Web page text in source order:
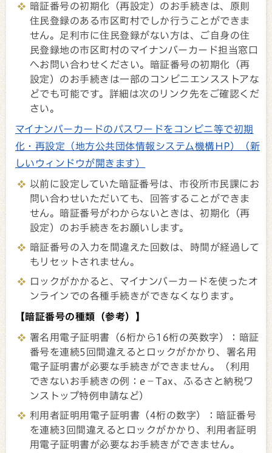
暗証番号の初期化（再設定）のお手続きは、原則
住民登録のある市区町村でしか行うことができま
せん。足利市に住民登録がない方は、ご自身の住
民登録地の市区町村のマイナンバーカード担当窓口
へお問い合わせください。暗証番号の初期化（再
設定）のお手続きは一部のコンビニエンスストアな
どでも可能です。詳細は次のリンク先をご確認くだ
さい。
マイナンバーカードのパスワードをコンビニ等で初期
化・再設定（地方公共団体情報システム機構HP）（新
しいウィンドウが開きます）
以前に設定していた暗証番号は、市役所市民課にお
問い合わせいただいても、回答することができま
せん。暗証番号がわからないときは、初期化（再
設定）のお手続きをお願いします。
暗証番号の入力を間違えた回数は、時間が経過して
もリセットされません。
ロックがかかると、マイナンバーカードを使ったオ
ンラインでの各種手続きができなくなります。
【暗証番号の種類（参考）】
署名用電子証明書（6桁から16桁の英数字）：暗証
番号を連続5回間違えるとロックがかかり、署名用
電子証明書が必要な手続きができません。（利用
できないお手続きの例：e－Tax、ふるさと納税ワ
ンストップ特例申請など）
利用者証明用電子証明書（4桁の数字）：暗証番号
を連続3回間違えるとロックがかかり、利用者証明
用電子証明書が必要なお手続きができません。